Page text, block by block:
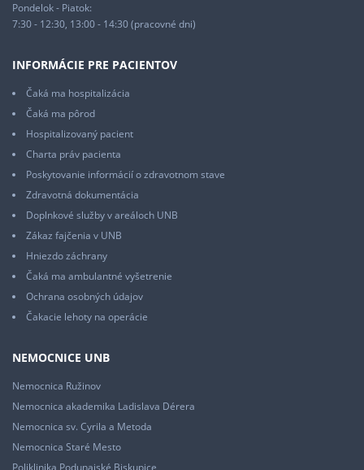
Pondelok - Piatok:
7:30 - 12:30, 13:00 - 14:30 (pracovné dni)
INFORMÁCIE PRE PACIENTOV
Čaká ma hospitalizácia
Čaká ma pôrod
Hospitalizovaný pacient
Charta práv pacienta
Poskytovanie informácií o zdravotnom stave
Zdravotná dokumentácia
Doplnkové služby v areáloch UNB
Zákaz fajčenia v UNB
Hniezdo záchrany
Čaká ma ambulantné vyšetrenie
Ochrana osobných údajov
Čakacie lehoty na operácie
NEMOCNICE UNB
Nemocnica Ružinov
Nemocnica akademika Ladislava Dérera
Nemocnica sv. Cyrila a Metoda
Nemocnica Staré Mesto
Poliklinika Podunajské Biskupice